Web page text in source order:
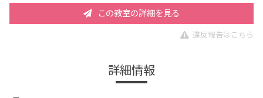
この教室の詳細を見る
違反報告はこちら
詳細情報